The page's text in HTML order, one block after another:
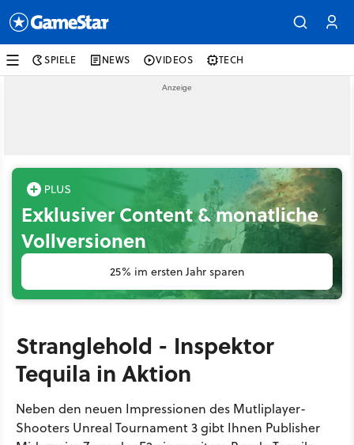
SPIELE NEWS VIDEOS TECH
Exklusiver Content & monatliche
Vollversionen
25% im ersten Jahr sparen
Stranglehold - Inspektor
Tequila in Aktion
Neben den neuen Impressionen des Mutliplayer-
Shooters Unreal Tournament 3 gibt Ihnen Publisher